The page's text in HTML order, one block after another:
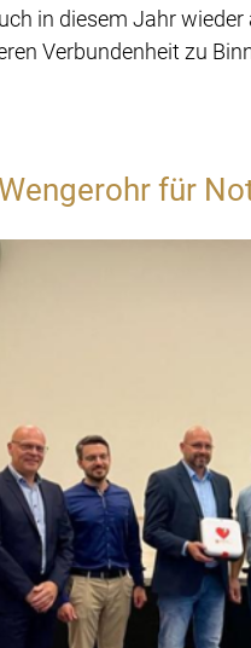
in diesem Jahr
Verbundenheit zu
Wengerohr für